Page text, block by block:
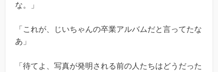
な。」
「これが、じいちゃんの卒業アルバムだと言ってたな
あ」
「待てよ、写真が発明される前の人たちはどうだった